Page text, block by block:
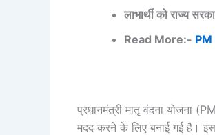
लाभार्थी को राज्य
Read More:-
प्रधानमंत्री मातृ वंदना योजना
मदद करने के लिए बनाई गई है।